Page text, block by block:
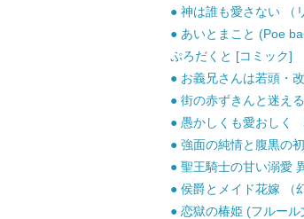
● 神は誰も愛さない （
● あいとまこと (Poe
ぷろだくと [コミック]
● お義兄さんは若頭・
● 街の赤ずきんと迷え
● 愚かしくも愛おしく
● 強面の純情と腹黒の
● 聖王騎士の甘い溺愛
● 侯爵とメイド花嫁 （
● 恋獄の椿姫 (フルー